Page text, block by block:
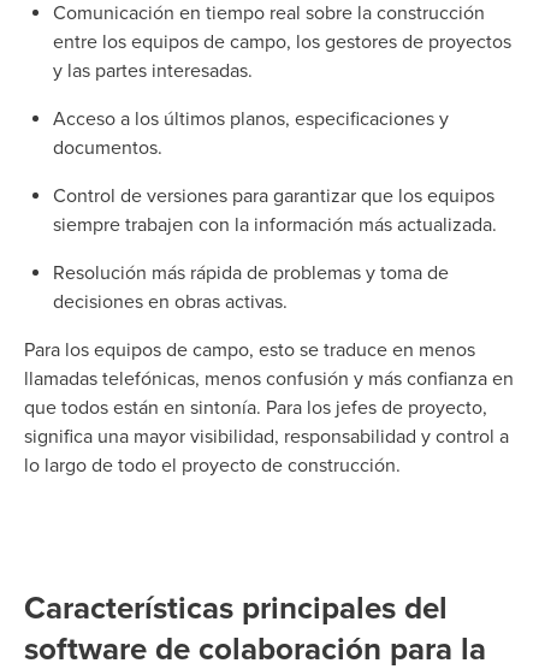
Comunicación en tiempo real sobre la construcción
entre los equipos de campo, los gestores de proyectos
y las partes interesadas.
Acceso a los últimos planos, especificaciones y
documentos.
Control de versiones para garantizar que los equipos
siempre trabajen con la información más actualizada.
Resolución más rápida de problemas y toma de
decisiones en obras activas.
Para los equipos de campo, esto se traduce en menos
llamadas telefónicas, menos confusión y más confianza en
que todos están en sintonía. Para los jefes de proyecto,
significa una mayor visibilidad, responsabilidad y control a
lo largo de todo el proyecto de construcción.
Características principales del
software de colaboración para la